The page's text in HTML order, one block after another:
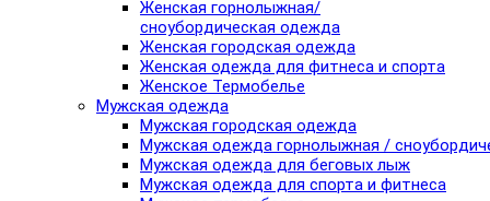
Женская горнолыжная/
сноубордическая одежда
Женская городская одежда
Женская одежда для фитнеса и спорта
Женское Термобелье
Мужская одежда
Мужская городская одежда
Мужская одежда горнолыжная /
Мужская одежда для беговых лыж
Мужская одежда для спорта и фитнеса